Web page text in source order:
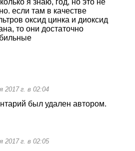
я знаю, год, но это не
если там в качестве
оксид цинка и диоксид
то они достаточно
2017 г. в 02:04
был удален автором.
2017 г. в 02:05